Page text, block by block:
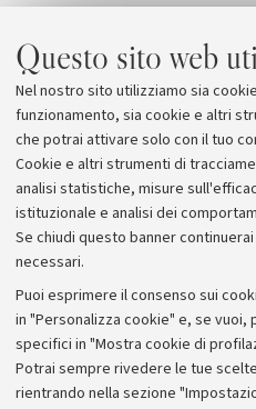
Questo sito web
Nel nostro sito utilizziamo sia
funzionamento, sia cookie e altri
che potrai attivare solo con il tuo
Cookie e altri strumenti di
analisi statistiche, misure
istituzionale e analisi dei
Se chiudi questo banner
necessari.
Puoi esprimere il consenso sui
in "Personalizza cookie" e, se
specifici in "Mostra cookie di
Potrai sempre rivedere le tue
rientrando nella sezione
numerosi Allievi studiosi nel
apprezzati a livello
dietro al suo esempio a
senza accontentarsi dei